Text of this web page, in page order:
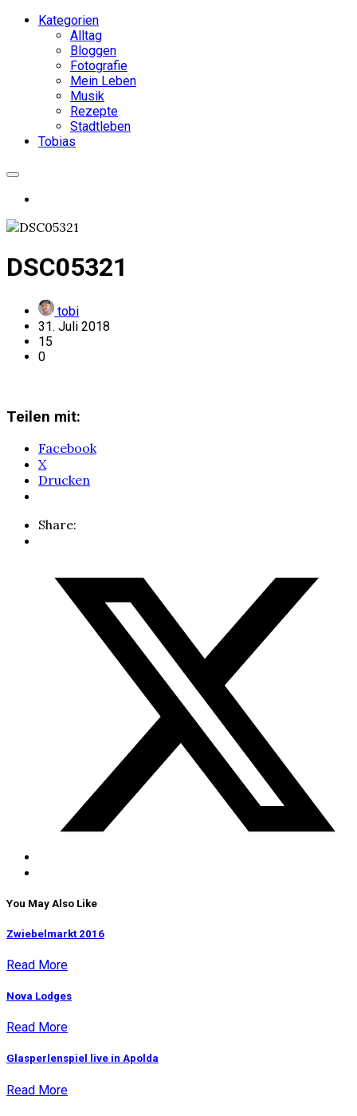
Kategorien
Alltag
Bloggen
Fotografie
Mein Leben
Musik
Rezepte
Stadtleben
Tobias
DSC05321
tobi
31. Juli 2018
15
0
Teilen mit:
Facebook
X
Drucken
Share:
You May Also Like
Zwiebelmarkt 2016
Read More
Nova Lodges
Read More
Glasperlenspiel live in Apolda
Read More